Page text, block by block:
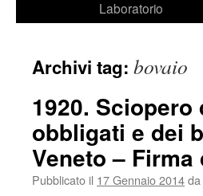
Laboratorio
Archivi tag: bovaio
1920.
obbligati e dei
Veneto –
Pubblicato il 17 Gennaio 2014da